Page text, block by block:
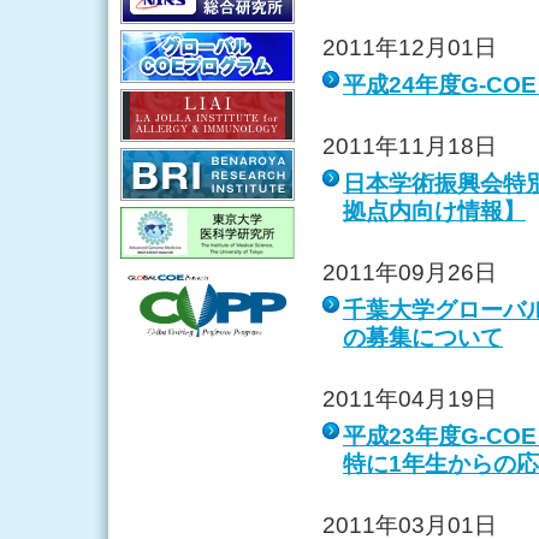
2011年12月01日
平成24年度G-
2011年11月18日
日本学術振興会
拠点内向け情報】
2011年09月26日
千葉大学グローバ
の募集について
2011年04月19日
平成23年度G-
特に1年生からの
2011年03月01日